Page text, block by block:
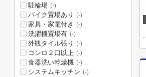
駐輪場 (-)
バイク置場あり (-)
家具・家電付き (-)
洗濯機置場有 (-)
外観タイル張り (-)
コンロ２口以上 (-)
食器洗い乾燥機 (-)
システムキッチン (-)